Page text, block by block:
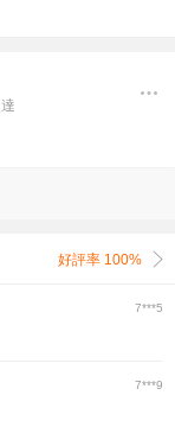
好評率 100%
7***5
7***9